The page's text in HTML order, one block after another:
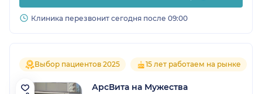
Клиника перезвонит сегодня после 09:00
Выбор пациентов 2025 15 лет работаем на рынке
АрсВита на Мужества